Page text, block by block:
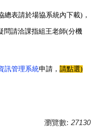
表請於場協系統內下載)，
問請洽課指組王老師(分機
訊管理系統申請， 請點選)
瀏覽數: 27130